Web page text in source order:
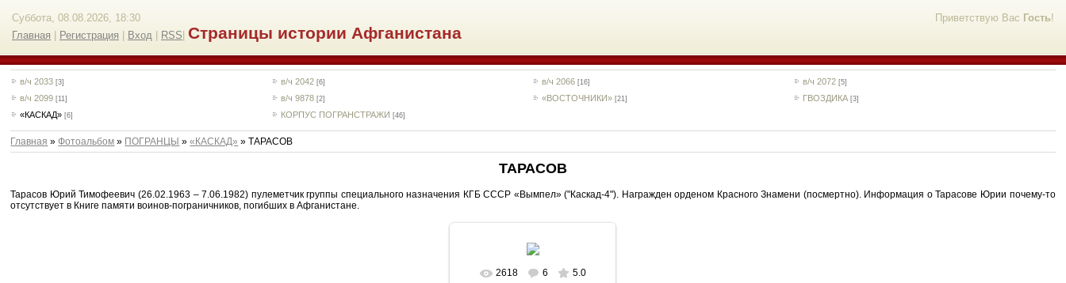
Приветствую Вас Гость!
Суббота, 08.08.2026, 18:30
Главная
Регистрация Вход RSS Страницы истории Афганистана
в/ч 2033 [3] в/ч 2042 [6] в/ч 2066 [16] в/ч 2072 [5]
в/ч 2099 [11] в/ч 9878 [2] «ВОСТОЧНИКИ» [21] ГВОЗДИКА [3]
«КАСКАД» [6] КОРПУС ПОГРАНСТРАЖИ [46]
Главная »Фотоальбом » ПОГРАНЦЫ »«КАСКАД» » ТАРАСОВ
ТАРАСОВ
Тарасов Юрий Тимофеевич (26.02.1963 – 7.06.1982) пулеметчик группы специального назначения КГБ СССР «Вымпел» ("Каскад-4"). Награжден орденом Красного Знамени (посмертно). Информация о Тарасове Юрии почему-то
отсутствует в Книге памяти воинов-пограничников, погибших в Афганистане.
В реальном размере
2618 6 5.0